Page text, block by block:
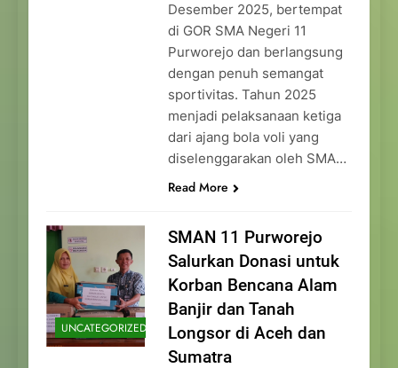
Desember 2025, bertempat
di GOR SMA Negeri 11
Purworejo dan berlangsung
dengan penuh semangat
sportivitas. Tahun 2025
menjadi pelaksanaan ketiga
dari ajang bola voli yang
diselenggarakan oleh SMA…
Read More
UNCATEGORIZED
SMAN 11 Purworejo
Salurkan Donasi untuk
Korban Bencana Alam
Banjir dan Tanah
Longsor di Aceh dan
Sumatra